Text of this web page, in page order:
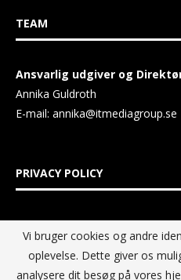
TEAM
Ansvarlig udgiver og
Annika Guldroth
E-mail: annika@itmediagroup.se
PRIVACY POLICY
IT MEDIA GROUP Data Privacy
Vi bruger cookies og andre
oplevelse. Dette giver os
analysere dit besøg på vores